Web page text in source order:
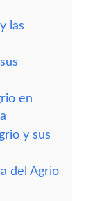
las
en
y sus
del Agrio